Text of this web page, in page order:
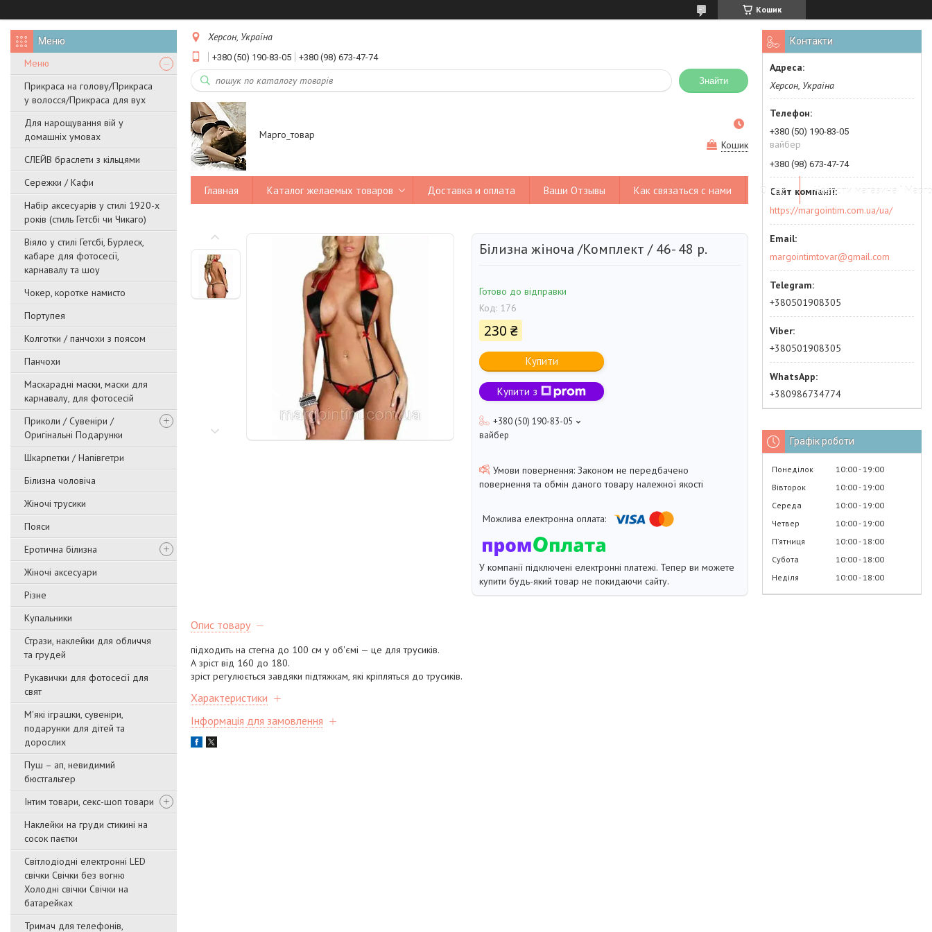
Кошик
Меню
Прикраса на голову/Прикраса
у волосся/Прикраса для вух
Для нарощування вій у
домашніх умовах
СЛЕЙВ браслети з кільцями
Сережки / Кафи
Набір аксесуарів у стилі 1920-х
років (стиль Гетсбі чи Чикаго)
Віяло у стилі Гетсбі, Бурлеск,
кабаре для фотосесії,
карнавалу та шоу
Чокер, коротке намисто
Портупея
Колготки / панчохи з поясом
Панчохи
Маскарадні маски, маски для
карнавалу, для фотосесій
Приколи / Сувеніри /
Оригінальні Подарунки
Шкарпетки / Напівгетри
Білизна чоловіча
Жіночі трусики
Пояси
Еротична білизна
Жіночі аксесуари
Різне
Купальники
Стрази, наклейки для обличчя
та грудей
Рукавички для фотосесії для
свят
М'які іграшки, сувеніри,
подарунки для дітей та
дорослих
Пуш – ап, невидимий
бюстгальтер
Інтим товари, секс-шоп товари
Наклейки на груди стикині на
сосок паєтки
Світлодіодні електронні LED
свічки Свічки без вогню
Холодні свічки Свічки на
батарейках
Тримач для телефонів,
Херсон, Україна
+380 (50) 190-83-05 +380 (98) 673-47-74
Знайти
Марго_товар
Кошик
Главная Каталог желаемых товаров Доставка и оплата Ваши Отзывы Как связаться с нами О нас Новости магазина "
Білизна жіноча /Комплект / 46- 48 р.
Готово до відправки
Код: 176
230 ₴
Купити
Купити з
+380 (50) 190-83-05
вайбер
Законом не передбачено
повернення та обмін даного товару належної якості
У компанії підключені електронні платежі. Тепер ви можете
купити будь-який товар не покидаючи сайту.
Опис товару
підходить на стегна до 100 см у об'ємі — це для трусиків.
А зріст від 160 до 180.
зріст регулюється завдяки підтяжкам, які кріпляться до трусиків.
Характеристики
Інформація для замовлення
Контакти
Херсон, Україна
+380 (50) 190-83-05
вайбер
+380 (98) 673-47-74
https://margointim.com.ua/ua/
margointimtovar@gmail.com
+380501908305
+380501908305
+380986734774
Графік роботи
Понеділок 10:00 19:00
Вівторок
10:00 19:00
Середа
10:00 19:00
Четвер
10:00 19:00
Пʼятниця
10:00 18:00
Субота
10:00 18:00
Неділя
10:00 18:00